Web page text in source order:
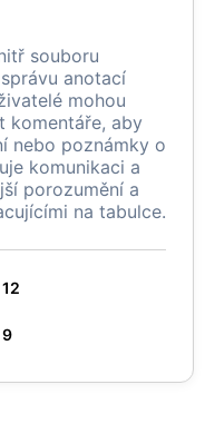
souboru
anotací
mohou
komentáře, aby
nebo poznámky o
komunikaci a
porozumění a
na tabulce.
12
9